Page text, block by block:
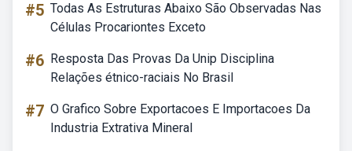
#5 Todas As Estruturas Abaixo São Observadas Nas
Células Procariontes Exceto
#6 Resposta Das Provas Da Unip Disciplina
Relações étnico-raciais No Brasil
#7 O Grafico Sobre Exportacoes E Importacoes Da
Industria Extrativa Mineral